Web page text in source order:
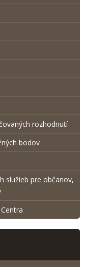
rozhodnutí
bodov
služieb pre občanov,